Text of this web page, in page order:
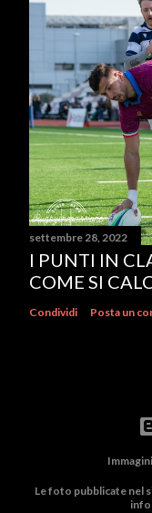
settembre 28, 2022
I PUNTI IN
COME SI
Condividi Posta un
Le foto pubblicate nel